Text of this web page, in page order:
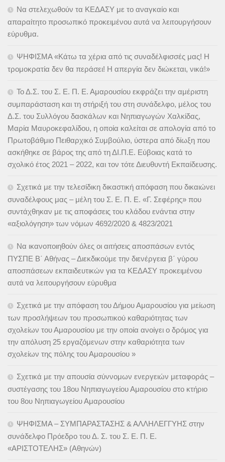
Να στελεχωθούν τα ΚΕΔΑΣΥ με το αναγκαίο και
απαραίτητο προσωπικό προκειμένου αυτά να λειτουργήσουν
εύρυθμα.
ΨΗΦΙΣΜΑ «Κάτω τα χέρια από τις συναδέλφισσές μας! Η
τρομοκρατία δεν θα περάσει! Η απεργία δεν διώκεται, νικά!»
Το Δ.Σ. του Σ. Ε. Π. Ε. Αμαρουσίου εκφράζει την αμέριστη
συμπαράσταση και τη στήριξή του στη συνάδελφο, μέλος του
Δ.Σ. του Συλλόγου δασκάλων και Νηπιαγωγών Χαλκίδας,
Μαρία Μαυροκεφαλίδου, η οποία καλείται σε απολογία από το
Πρωτοβάθμιο Πειθαρχικό Συμβούλιο, ύστερα από δίωξη που
ασκήθηκε σε βάρος της από τη ΔΙ.Π.Ε. Εύβοιας κατά το
σχολικό έτος 2021 – 2022, και τον τότε Διευθυντή Εκπαίδευσης.
Σχετικά με την τελεσίδικη δικαστική απόφαση που δικαιώνει
συναδέλφους μας – μέλη του Σ. Ε. Π. Ε. «Γ. Σεφέρης» που
συντάχθηκαν με τις αποφάσεις του κλάδου ενάντια στην
«αξιολόγηση» των νόμων 4692/2020 & 4823/2021
Να ικανοποιηθούν όλες οι αιτήσεις αποσπάσων εντός
ΠΥΣΠΕ Β΄ Αθήνας – Διεκδικούμε την διενέργεια β΄ γύρου
αποσπάσεων εκπαιδευτικών για τα ΚΕΔΑΣΥ προκειμένου
αυτά να λειτουργήσουν εύρυθμα
Σχετικά με την απόφαση του Δήμου Αμαρουσίου για μείωση
των προσλήψεων του προσωπικού καθαριότητας των
σχολείων του Αμαρουσίου με την οποία ανοίγει ο δρόμος για
την απόλυση 25 εργαζόμενων στην καθαριότητα των
σχολείων της πόλης του Αμαρουσίου »
Σχετικά με την απουσία σύννομων ενεργειών μεταφοράς –
συστέγασης του 18ου Νηπιαγωγείου Αμαρουσίου στο κτήριο
του 8ου Νηπιαγωγείου Αμαρουσίου
ΨΗΦΙΣΜΑ – ΣΥΜΠΑΡΑΣΤΑΣΗΣ & ΑΛΛΗΛΕΓΓΥΗΣ στην
συνάδελφο Πρόεδρο του Δ. Σ. του Σ. Ε. Π. Ε.
«ΑΡΙΣΤΟΤΕΛΗΣ» (Αθηνών)